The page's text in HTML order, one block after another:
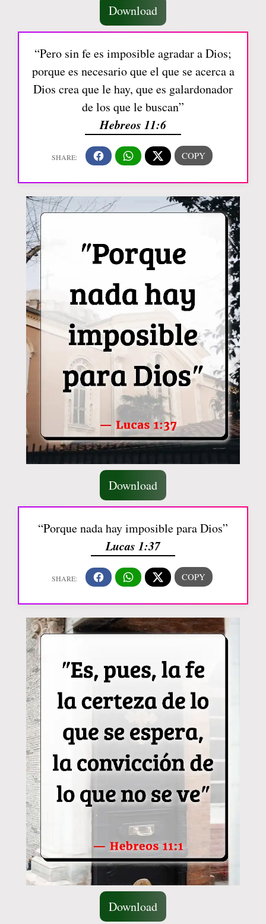
Download
“Pero sin fe es imposible agradar a Dios;
porque es necesario que el que se acerca a
Dios crea que le hay, que es galardonador
de los que le buscan”
Hebreos 11:6
Download
“Porque nada hay imposible para Dios”
Lucas 1:37
Download